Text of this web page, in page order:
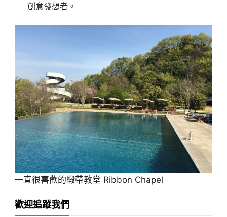
創意發想者。
一直很喜歡的緞帶教堂 Ribbon Chapel
歡迎追蹤我們